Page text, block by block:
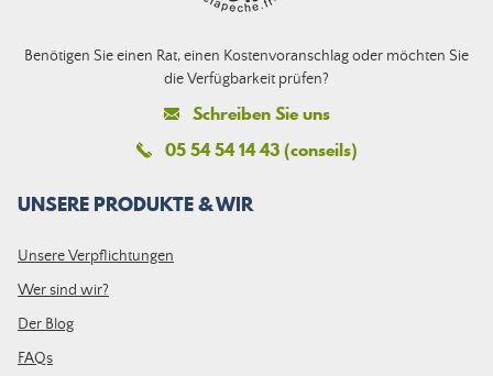
Benötigen Sie einen Rat, einen Kostenvoranschlag oder möchten Sie
die Verfügbarkeit prüfen?
Schreiben Sie uns
05 54 54 14 43 (conseils)
UNSERE PRODUKTE & WIR
Unsere Verpflichtungen
Wer sind wir?
Der Blog
FAQs